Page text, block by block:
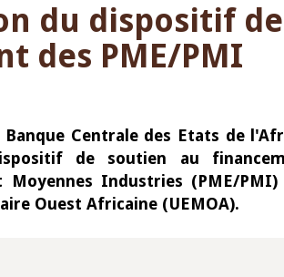
du dispositif
des PME/PMI
Centrale des Etats de
de soutien au
Moyennes Industries (PME/
Ouest Africaine (UEMOA).